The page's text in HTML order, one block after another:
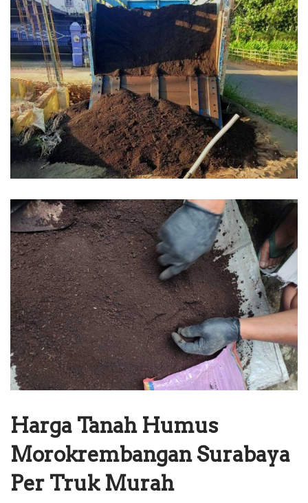
Harga Tanah Humus
Morokrembangan Surabaya
Per Truk Murah